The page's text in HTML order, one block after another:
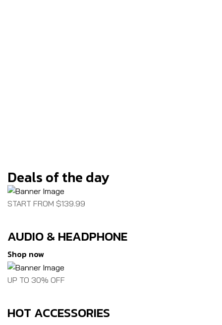
Deals of the day
START FROM $139.99
AUDIO & HEADPHONE
Shop now
UP TO 30% OFF
HOT ACCESSORIES